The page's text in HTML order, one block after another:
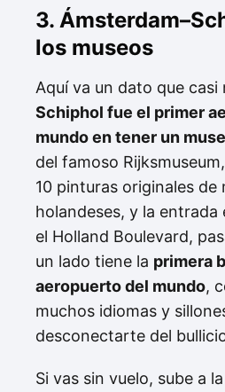
3.
los museos
Aquí va un dato que casi
Schiphol fue el primer
mundo en tener un
del famoso
10 pinturas originales de
holandeses, y la entrada
el Holland Boulevard,
un lado tiene la primera
aeropuerto del mundo,
muchos idiomas y
desconectarte del
Si vas sin vuelo, sube a la